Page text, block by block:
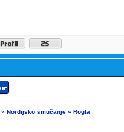
» Nordijsko smučanje » Rogla